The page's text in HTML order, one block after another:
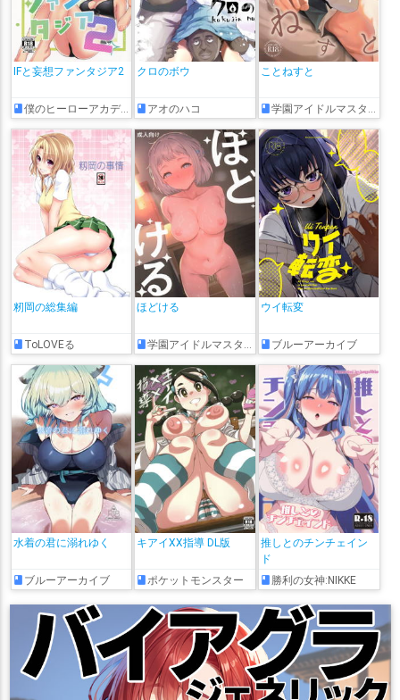
IFと妄想ファンタジア2
僕のヒーローアカデミア
クロのボウ
アオのハコ
ことねすと
学園アイドルマスター
籾岡の総集編
ToLOVEる
ほどける
学園アイドルマスター
ウイ転変
ブルーアーカイブ
水着の君に溺れゆく
ブルーアーカイブ
キアイXX指導 DL版
ポケットモンスター
推しとのチンチェイン
ド
勝利の女神:NIKKE